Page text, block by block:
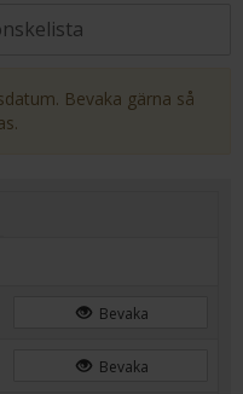
Bevaka gärna så
Bevaka
Bevaka